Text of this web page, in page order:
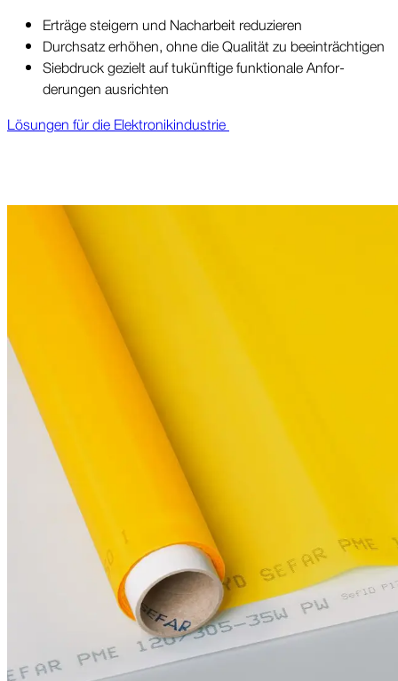
Erträge steigern und Nach­arbeit re­duzieren
Durch­satz erhöhen, ohne die Quali­tät zu beein­trächt­igen
Sieb­druck gezielt auf tukünftige funk­tionale Anfor­
derungen ausrichten
Lö­sungen für die Elektro­nik­industrie